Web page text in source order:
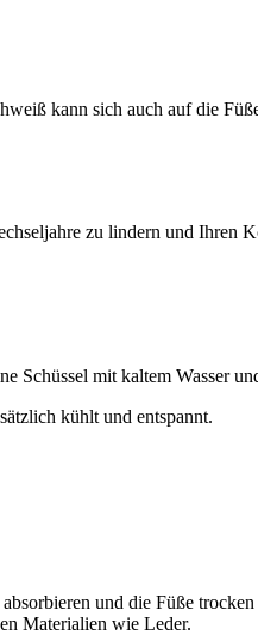
kann sich auch auf die
zu lindern und Ihren
mit kaltem Wasser
kühlt und entspannt.
und die Füße trocken
Materialien wie Leder.